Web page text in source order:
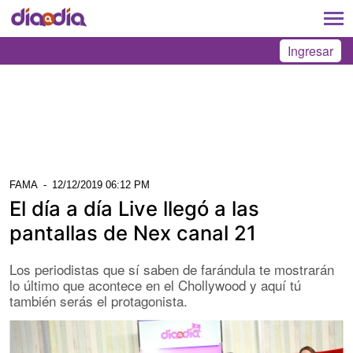
Ingresar
FAMA - 12/12/2019 06:12 PM
El día a día Live llegó a las
pantallas de Nex canal 21
Los periodistas que sí saben de farándula te mostrarán
lo último que acontece en el Chollywood y aquí tú
también serás el protagonista.